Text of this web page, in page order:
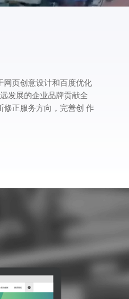
网页创意设计和百度优化
发展的企业品牌贡献全
修正服务方向，完善创 作